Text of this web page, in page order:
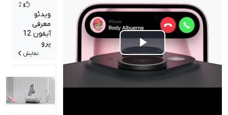
Play
Video
2
ویدئو
معرفی
آیفون 12
پرو
نمایش